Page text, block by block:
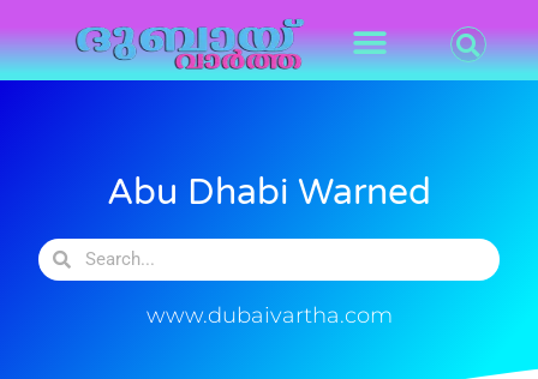
Abu Dhabi Warned
www.dubaivartha.com